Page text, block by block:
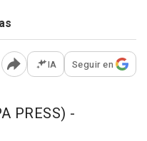
Abrir opciones para
IA Seguir en
PRESS) -